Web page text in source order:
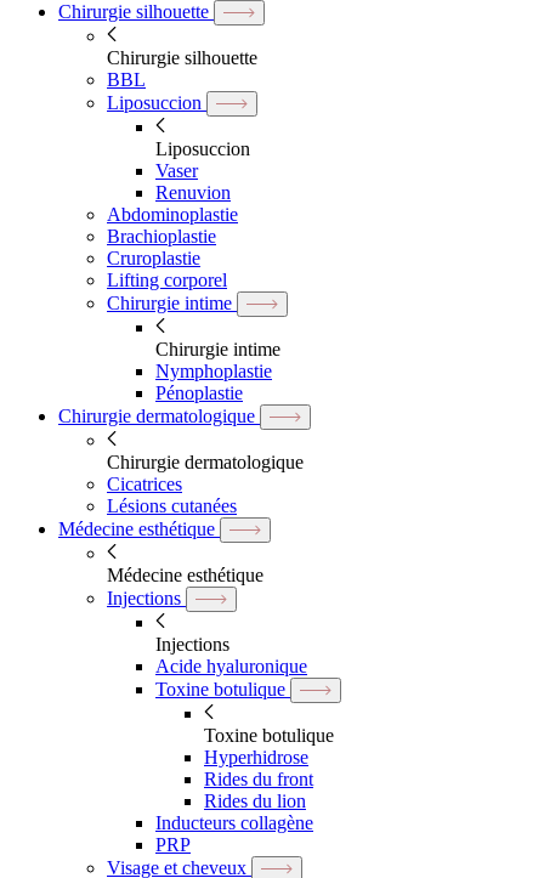
Chirurgie silhouette
Chirurgie silhouette
BBL
Liposuccion
Liposuccion
Vaser
Renuvion
Abdominoplastie
Brachioplastie
Cruroplastie
Lifting corporel
Chirurgie intime
Chirurgie intime
Nymphoplastie
Pénoplastie
Chirurgie dermatologique
Chirurgie dermatologique
Cicatrices
Lésions cutanées
Médecine esthétique
Médecine esthétique
Injections
Injections
Acide hyaluronique
Toxine botulique
Toxine botulique
Hyperhidrose
Rides du front
Rides du lion
Inducteurs collagène
PRP
Visage et cheveux